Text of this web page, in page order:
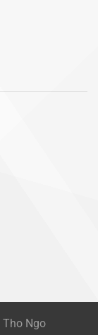
Ngo